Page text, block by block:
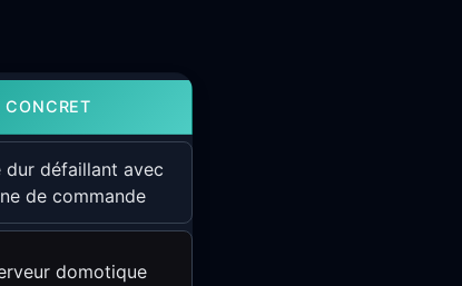
CONCRET
dur défaillant avec
de commande
domotique